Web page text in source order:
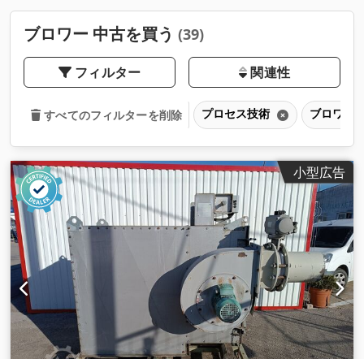
ブロワー 中古を買う (39)
フィルター 関連性
すべてのフィルターを削除 プロセス技術 ブロワー
小型広告